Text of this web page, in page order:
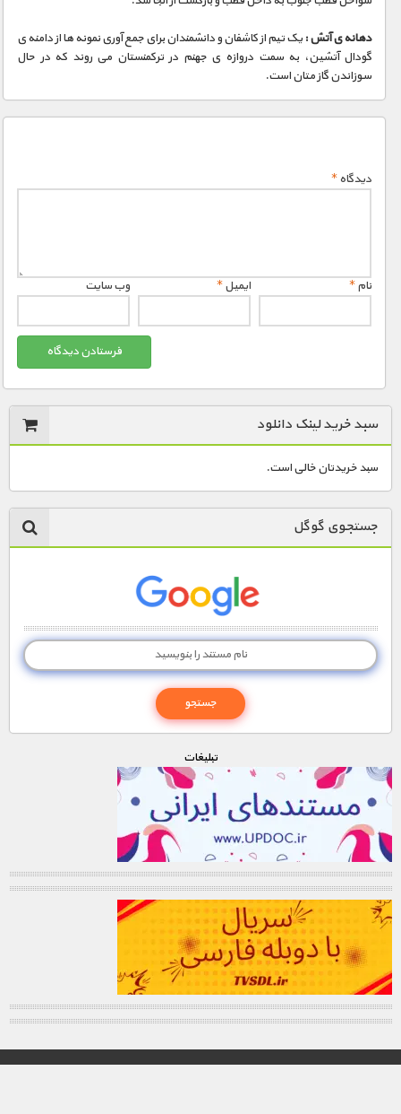
شناخت کودکان
طبیعت
علم و فناوری
کیهان / نجوم
مسابقات / ورزشی
دهانه ی آتش : یک تیم از کاشفان و دانشمندان برای جمع آوری نمونه ها از دامنه ی
گودال آتشین، به سمت دروازه ی جهنم در ترکمنستان می روند که در حال
سوزاندن گاز متان است.
دیدگاه*
نام* ایمیل* وب‌ سایت
سبد خرید لینک دانلود
سبد خریدتان خالی است.
جستجوی گوگل
تبليغات